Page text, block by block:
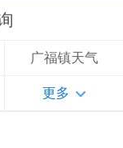
广福镇天气
更多